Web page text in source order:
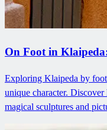
On Foot in
Exploring Klaipeda by
unique character.
magical sculptures and